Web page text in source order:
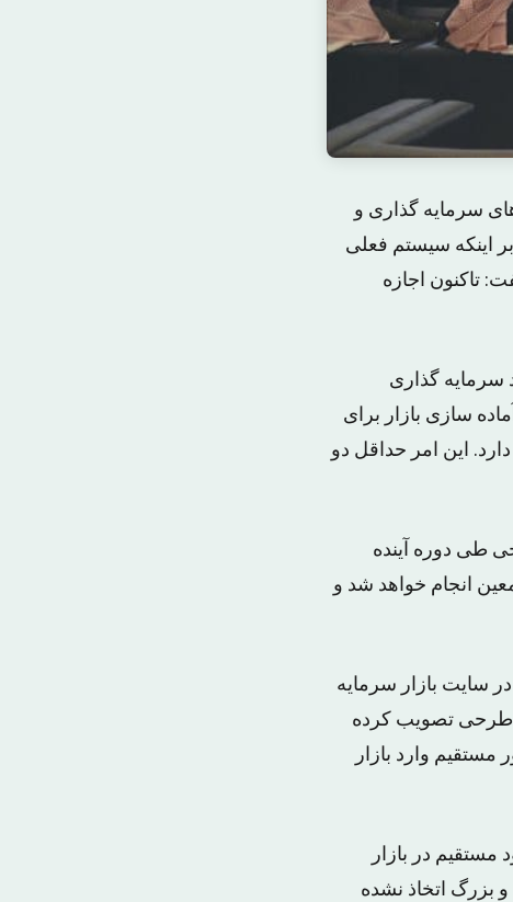
سرمایه گذاری و
اینکه سیستم فعلی
تاکنون اجازه
کردند، عربستان سعودی تا قبل از ۲۰۱۷ با ورود سرمایه گذاری
سازی بازار برای
این امر حداقل دو
طی دوره آینده
انجام خواهد شد و
سایت بازار سرمایه
طرحی تصویب کرده
وارد بازار
مستقیم در بازار
اتخاذ نشده